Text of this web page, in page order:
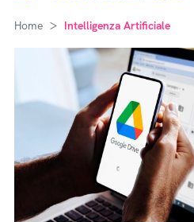
Home Intelligenza Artificiale